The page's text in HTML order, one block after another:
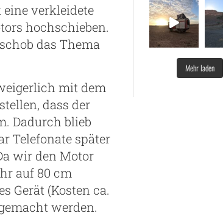
verkleidete
hochschieben.
das Thema
mit dem
dass der
Dadurch blieb
Telefonate später
wir den Motor
auf 80 cm
Gerät (Kosten ca.
werden.
Mehr laden